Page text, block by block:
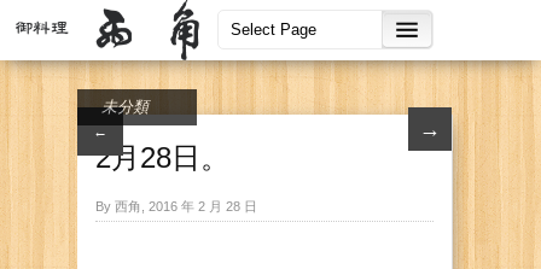
← →
未分類
2月28日。
By 西角, 2016 年 2 月 28 日